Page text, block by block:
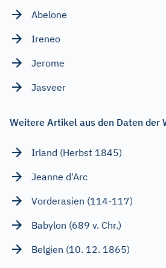
Abelone
Ireneo
Jerome
Jasveer
Weitere Artikel aus den Daten der
Irland (Herbst 1845)
Jeanne d'Arc
Vorderasien (114-117)
Babylon (689 v. Chr.)
Belgien (10. 12. 1865)